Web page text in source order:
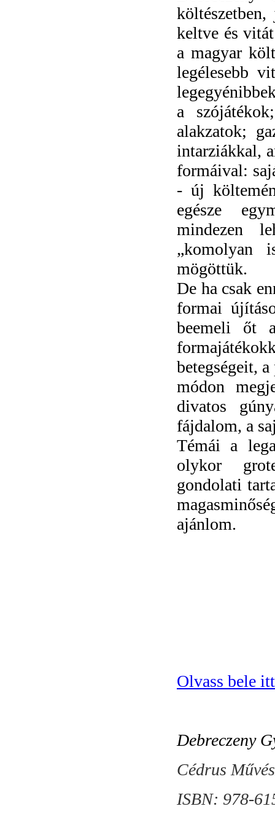
keltve és
a magyar
legélesebb
a
alakzatok;
intarziákkal,
formáival:
- új
egésze
mindezen
„komolyan
mögöttük.
De ha csak
formai
beemeli őt
betegségeit,
módon
divatos
fájdalom, a
Témái a
olykor
gondolati
ajánlom.
Olvass bele
Debreczeny
Cédrus
ISBN: 978-